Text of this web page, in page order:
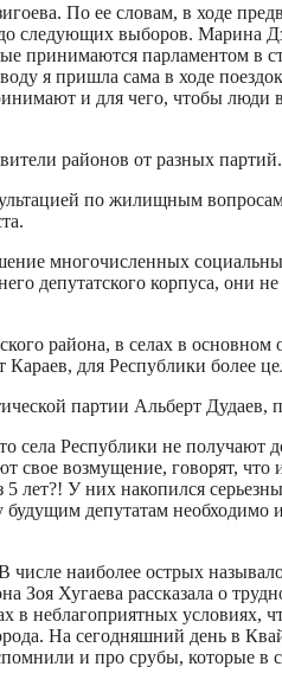
По ее словам, в ходе
следующих выборов. Марина
принимаются парламентом в
я пришла сама в ходе
и для чего, чтобы люди
районов от разных партий.
по жилищным
многочисленных
депутатского корпуса, они
района, в селах в
для Республики более
партии Альберт
села Республики не получают
возмущение, говорят,
лет?! У них накопился
депутатам необходимо
наиболее острых
Зоя Хугаева рассказала о
неблагоприятных условиях,
На сегодняшний день в
и про срубы, которые